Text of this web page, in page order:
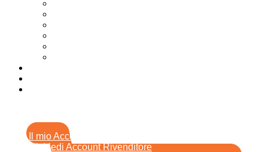
Il mio Account
Richiedi Account Rivenditore